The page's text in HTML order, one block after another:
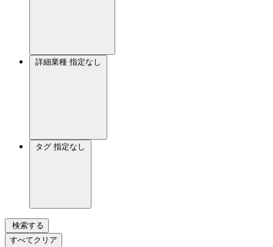
詳細業種 指定なし
タグ 指定なし
検索する
すべてクリア